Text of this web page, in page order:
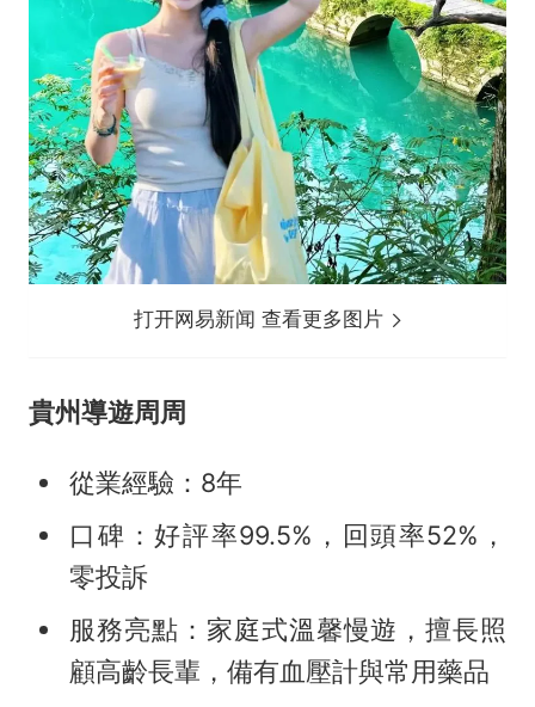
打开网易新闻 查看更多图片
貴州導遊周周
從業經驗：8年
口碑：好評率99.5%，回頭率52%，
零投訴
服務亮點：家庭式溫馨慢遊，擅長照
顧高齡長輩，備有血壓計與常用藥品